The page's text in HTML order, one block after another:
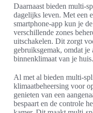
Daarnaast bieden multi-
dagelijks leven. Met een
smartphone-app kun je
verschillende zones
uitschakelen. Dit zorgt
gebruiksgemak, omdat
binnenklimaat van je huis.
Al met al bieden multi-
klimaatbeheersing voor
genieten van een
bespaart en de controle